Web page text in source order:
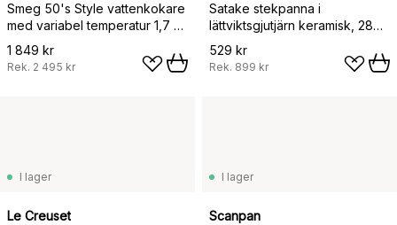
Smeg 50's Style vattenkokare
med variabel temperatur 1,7 L,
Krom
1 849 kr
Rek. 2 495 kr
Satake stekpanna i
lättviktsgjutjärn keramisk, 28
cm
529 kr
Rek. 899 kr
I lager
Le Creuset
I lager
Scanpan